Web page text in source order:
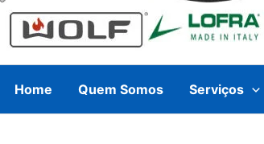
Home Quem Somos Serviços